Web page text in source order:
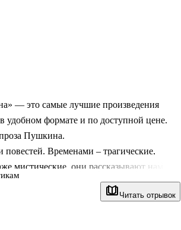
Читать отрывок
— это самые лучшие произведения
удобном формате и по доступной цене.
Пушкина.
Временами – трагические,
мистические, они рассказывают нам
о поиске смысла жизни. "Дубровский"
внезапно вспыхнувшем чувстве между